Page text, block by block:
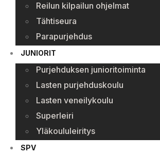
Reilun kilpailun ohjelmat
Tähtiseura
Parapurjehdus
JUNIORIT
Purjehduksen junioritoiminta
Lasten purjehduskoulu
Lasten veneilykoulu
Superleiri
Yläkoululeiritys
SPV